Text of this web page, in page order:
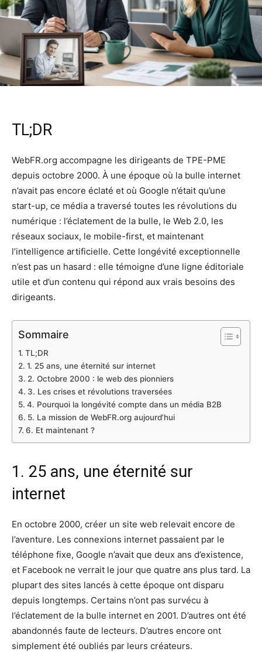
TL;DR
WebFR.org accompagne les dirigeants de TPE-PME
depuis octobre 2000. À une époque où la bulle internet
n’avait pas encore éclaté et où Google n’était qu’une
start-up, ce média a traversé toutes les révolutions du
numérique : l’éclatement de la bulle, le Web 2.0, les
réseaux sociaux, le mobile-first, et maintenant
l’intelligence artificielle. Cette longévité exceptionnelle
n’est pas un hasard : elle témoigne d’une ligne éditoriale
utile et d’un contenu qui répond aux vrais besoins des
dirigeants.
Sommaire
TL;DR
1. 25 ans, une éternité sur internet
2. Octobre 2000 : le web des pionniers
3. Les crises et révolutions traversées
4. Pourquoi la longévité compte dans un média B2B
5. La mission de WebFR.org aujourd’hui
6. Et maintenant ?
1. 25 ans, une éternité sur
internet
En octobre 2000, créer un site web relevait encore de
l’aventure. Les connexions internet passaient par le
téléphone fixe, Google n’avait que deux ans d’existence,
et Facebook ne verrait le jour que quatre ans plus tard. La
plupart des sites lancés à cette époque ont disparu
depuis longtemps. Certains n’ont pas survécu à
l’éclatement de la bulle internet en 2001. D’autres ont été
abandonnés faute de lecteurs. D’autres encore ont
simplement été oubliés par leurs créateurs.